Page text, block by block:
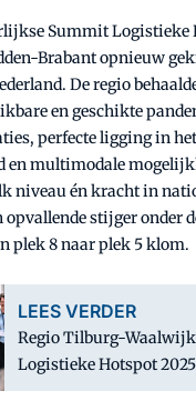
Summit Logistieke
Brabant opnieuw
De regio
en geschikte
perfecte ligging in
en multimodale
niveau én kracht in
stijger onder
plek 8 naar plek 5 klom.
LEES VERDER
Regio Tilburg-
Logistieke Hotspot 2025